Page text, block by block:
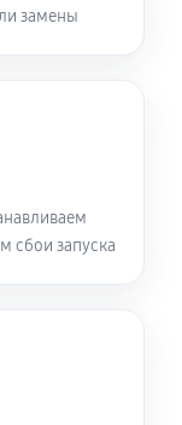
замены
сбои запуска